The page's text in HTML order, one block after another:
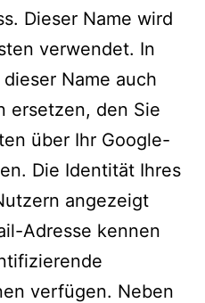
Dieser Name wird
verwendet. In
Name auch
ersetzen, den Sie
über Ihr Google-
Die Identität Ihres
angezeigt
Adresse kennen
verfügen. Neben